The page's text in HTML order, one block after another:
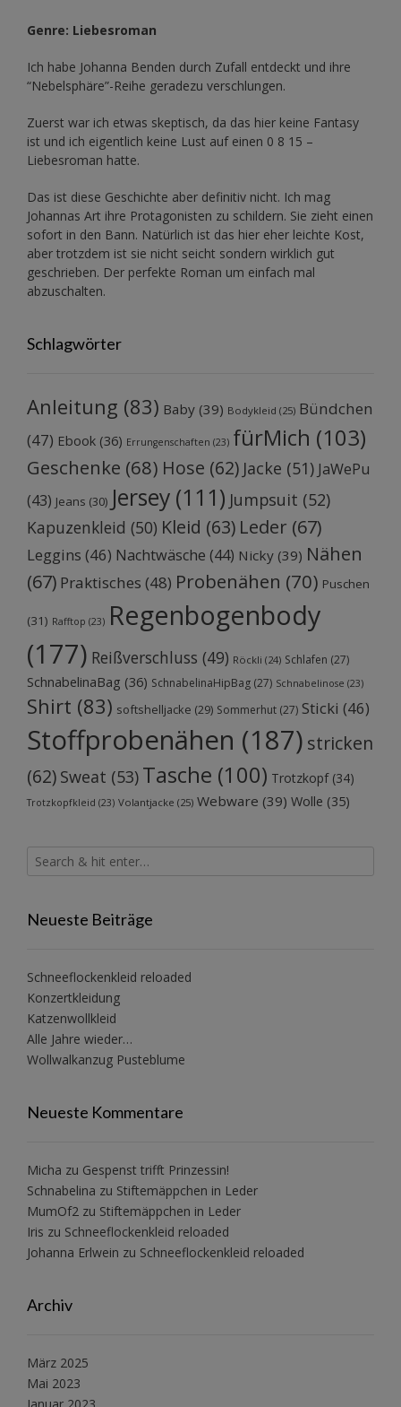
Genre: Liebesroman
Ich habe Johanna Benden durch Zufall entdeckt und ihre
“Nebelsphäre”-Reihe geradezu verschlungen.
Zuerst war ich etwas skeptisch, da das hier keine Fantasy
ist und ich eigentlich keine Lust auf einen 0 8 15 –
Liebesroman hatte.
Das ist diese Geschichte aber definitiv nicht. Ich mag
Johannas Art ihre Protagonisten zu schildern. Sie zieht einen
sofort in den Bann. Natürlich ist das hier eher leichte Kost,
aber trotzdem ist sie nicht seicht sondern wirklich gut
geschrieben. Der perfekte Roman um einfach mal
abzuschalten.
Schlagwörter
Anleitung (83) Baby (39) Bodykleid (25) Bündchen
(47) Ebook (36) Errungenschaften (23) fürMich (103)
Geschenke (68) Hose (62) Jacke (51) JaWePu
(43) Jeans (30) Jersey (111) Jumpsuit (52)
Kapuzenkleid (50) Kleid (63) Leder (67)
Leggins (46) Nachtwäsche (44) Nicky (39) Nähen
(67) Praktisches (48) Probenähen (70) Puschen
(31) Rafftop (23) Regenbogenbody
(177) Reißverschluss (49) Röckli (24) Schlafen (27)
SchnabelinaBag (36) SchnabelinaHipBag (27) Schnabelinose (23)
Shirt (83) softshelljacke (29) Sommerhut (27) Sticki (46)
Stoffprobenähen (187) stricken
(62) Sweat (53) Tasche (100) Trotzkopf(34)
Trotzkopfkleid (23) Volantjacke (25) Webware (39) Wolle (35)
Neueste Beiträge
Schneeflockenkleid reloaded
Konzertkleidung
Katzenwollkleid
Alle Jahre wieder…
Wollwalkanzug Pusteblume
Neueste Kommentare
Micha zu Gespenst trifft Prinzessin!
Schnabelina zu Stiftemäppchen in Leder
MumOf2 zu Stiftemäppchen in Leder
Iris zu Schneeflockenkleid reloaded
Johanna Erlwein zu Schneeflockenkleid reloaded
Archiv
März 2025
Mai 2023
Januar 2023